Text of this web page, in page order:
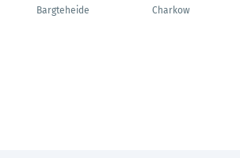
Bargteheide
Charkow